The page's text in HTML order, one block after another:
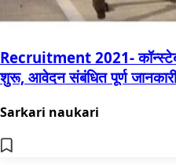
Recruitment 2021- कॉन्स्टेबल
शुरू, आवेदन संबंधित पूर्ण
Sarkari naukari